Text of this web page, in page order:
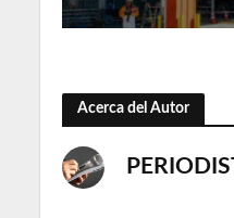
Acerca del Autor